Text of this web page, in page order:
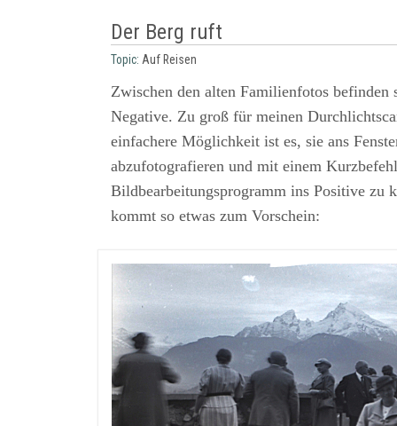
Der Berg ruft
Topic: Auf Reisen
Zwischen den alten Familienfotos befinden
Negative. Zu groß für meinen
einfachere Möglichkeit ist es, sie ans
abzufotografieren und mit einem
Bildbearbeitungsprogramm ins Positive zu
kommt so etwas zum Vorschein: